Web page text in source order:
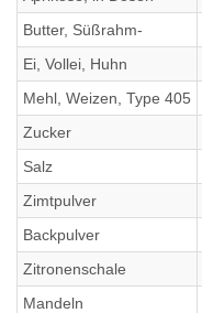
Butter, Süßrahm-
Ei, Vollei, Huhn
Mehl, Weizen, Type 405
Zucker
Salz
Zimtpulver
Backpulver
Zitronenschale
Mandeln